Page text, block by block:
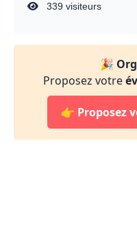
339 visiteurs
🎉
Proposez votre
👉 Proposez